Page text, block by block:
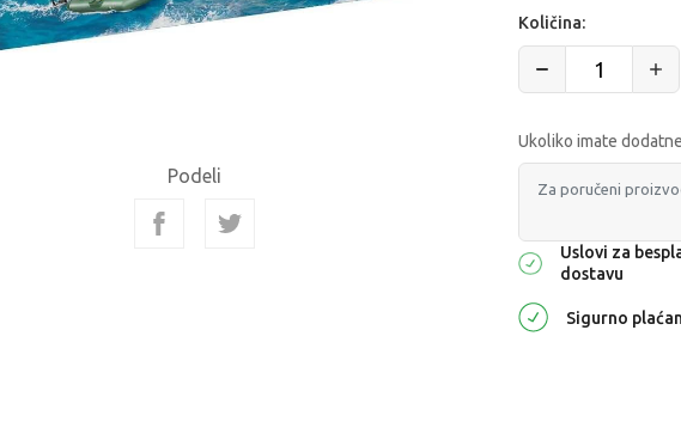
Podeli
Količina:
Ukoliko imate
Uslovi za
dostavu
Sigurno